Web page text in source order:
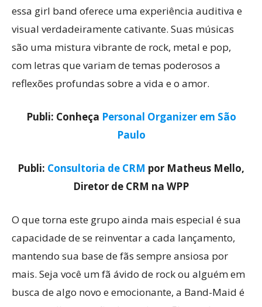
essa girl band oferece uma experiência auditiva e
visual verdadeiramente cativante. Suas músicas
são uma mistura vibrante de rock, metal e pop,
com letras que variam de temas poderosos a
reflexões profundas sobre a vida e o amor.
Publi: Conheça Personal Organizer em São
Paulo
Publi: Consultoria de CRM por Matheus Mello,
Diretor de CRM na WPP
O que torna este grupo ainda mais especial é sua
capacidade de se reinventar a cada lançamento,
mantendo sua base de fãs sempre ansiosa por
mais. Seja você um fã ávido de rock ou alguém em
busca de algo novo e emocionante, a Band-Maid é